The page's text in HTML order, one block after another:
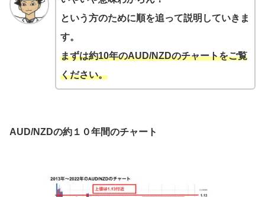
という方のために順を追って説明していきま
す。
まずは約10年のAUD/NZDのチャートをご覧
ください。
AUD/NZDの約１０年間のチャート